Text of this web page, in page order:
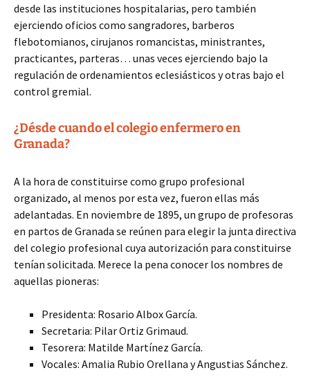
desde las instituciones hospitalarias, pero también
ejerciendo oficios como sangradores, barberos
flebotomianos, cirujanos romancistas, ministrantes,
practicantes, parteras… unas veces ejerciendo bajo la
regulación de ordenamientos eclesiásticos y otras bajo el
control gremial.
¿Désde cuando el colegio enfermero en
Granada?
A la hora de constituirse como grupo profesional
organizado, al menos por esta vez, fueron ellas más
adelantadas. En noviembre de 1895, un grupo de profesoras
en partos de Granada se reúnen para elegir la junta directiva
del colegio profesional cuya autorización para constituirse
tenían solicitada. Merece la pena conocer los nombres de
aquellas pioneras:
Presidenta: Rosario Albox García.
Secretaria: Pilar Ortiz Grimaud.
Tesorera: Matilde Martínez García.
Vocales: Amalia Rubio Orellana y Angustias Sánchez.